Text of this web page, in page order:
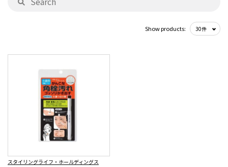
Show products:
スタイリングライフ・ホールディングス